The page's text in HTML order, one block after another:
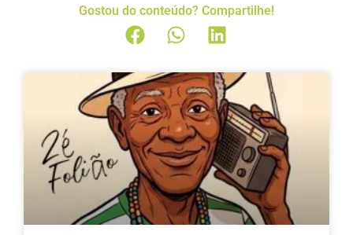
Gostou do conteúdo? Compartilhe!